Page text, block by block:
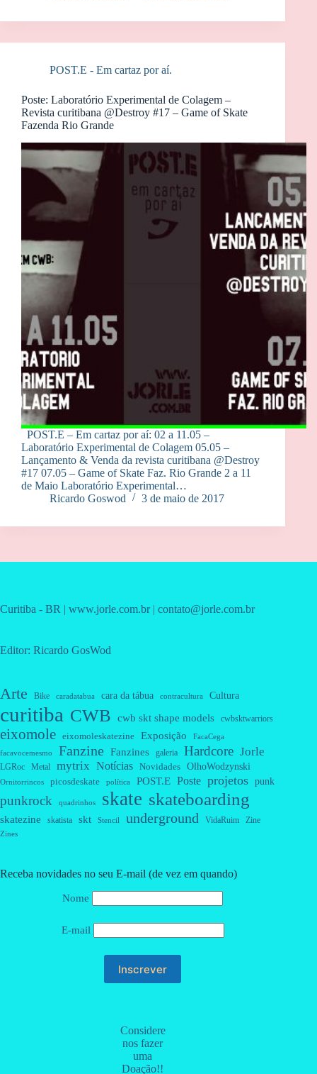
POST.E - Em cartaz por aí.
Poste: Laboratório Experimental de Colagem –
Revista curitibana @Destroy #17 – Game of Skate
Fazenda Rio Grande
POST.E – Em cartaz por aí: 02 a 11.05 –
Laboratório Experimental de Colagem 05.05 –
Lançamento & Venda da revista curitibana @Destroy
#17 07.05 – Game of Skate Faz. Rio Grande 2 a 11
de Maio Laboratório Experimental…
Ricardo Goswod
3 de maio de 2017
Curitiba - BR | www.jorle.com.br | contato@jorle.com.br
Editor: Ricardo GosWod
Arte Bike caradatabua cara da tábua contracultura Cultura
curitiba CWB cwb skt shape models cwbsktwarriors
eixomole eixomoleskatezine Exposição FacaCega
facavocemesmo Fanzine Fanzines galeria Hardcore Jorle
LGRoc Metal mytrix Notícias Novidades OlhoWodzynski
Ornitorrincos picosdeskate política POST.E Poste projetos punk
punkrock quadrinhos skate skateboarding
skatezine skatista skt Stencil underground VidaRuim Zine
Zines
Receba novidades no seu E-mail (de vez em quando)
Nome
E-mail
Considere
nos fazer
uma
Doação!!